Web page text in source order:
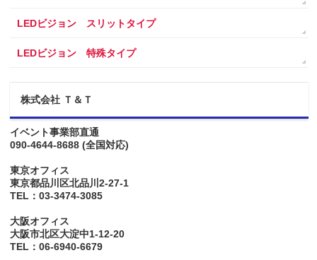
LEDビジョン スリットタイプ
LEDビジョン 特殊タイプ
株式会社 Ｔ＆Ｔ
イベント事業部直通
090-4644-8688 (全国対応)
東京オフィス
東京都品川区北品川2-27-1
TEL：03-3474-3085
大阪オフィス
大阪市北区大淀中1-12-20
TEL：06-6940-6679